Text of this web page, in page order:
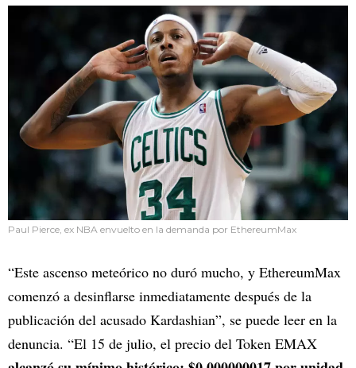
Paul Pierce, ex NBA envuelto en la demanda por EthereumMax
“Este ascenso meteórico no duró mucho, y EthereumMax
comenzó a desinflarse inmediatamente después de la
publicación del acusado Kardashian”, se puede leer en la
denuncia. “El 15 de julio, el precio del Token EMAX